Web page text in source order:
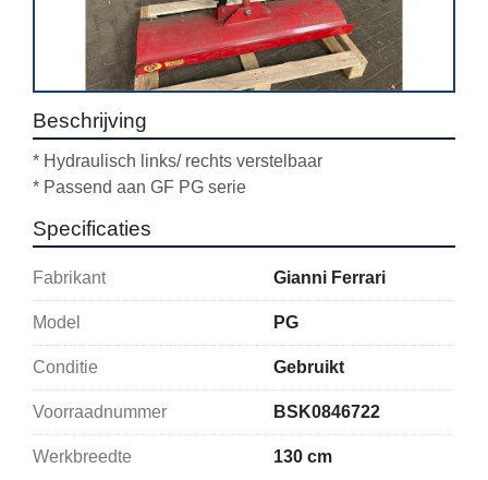
Beschrijving
* Hydraulisch links/ rechts verstelbaar
* Passend aan GF PG serie
Specificaties
Fabrikant Gianni Ferrari
Model PG
Conditie Gebruikt
Voorraadnummer BSK0846722
Werkbreedte 130 cm